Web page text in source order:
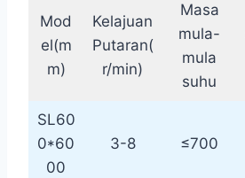
Mod
el(m
m)
Kelajuan
Putaran(
r/min)
Masa
mula-
mula
suhu
SL60
0*60
00
3-8 ≤700